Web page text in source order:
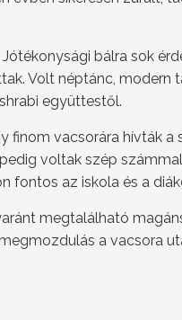
bálra sok
Volt néptánc, modern
együttestől.
finom vacsorára hívták a
voltak szép
fontos az iskola és a
megtalálható
a vacsora